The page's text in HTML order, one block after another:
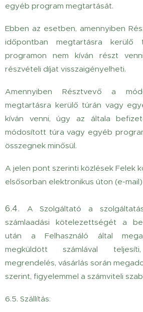
egyéb program megtartását.
Ebben az esetben, amennyiben
időpontban megtartásra
programon nem kíván részt
részvételi díjat visszaigényelheti.
Amennyiben Résztvevő a
megtartásra kerülő túrán vagy
kíván venni, úgy az általa
módosított túra vagy egyéb
összegnek minősül.
A jelen pont szerinti közlések Felek
elsősorban elektronikus úton (e-
6.4.
A Szolgáltató a
számlaadási kötelezettségét a
után a Felhasználó által
megküldött számlával
megrendelés, vásárlás során
szerint, figyelemmel a számviteli
6.5. Szállítás: